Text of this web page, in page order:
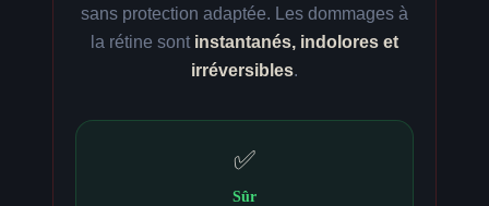
sans protection adaptée. Les dommages à
la rétine sont instantanés, indolores et
irréversibles.
✅
Sûr